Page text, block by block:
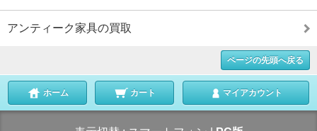
アンティーク家具の買取
ページの先頭へ戻る
ホーム カート マイアカウント